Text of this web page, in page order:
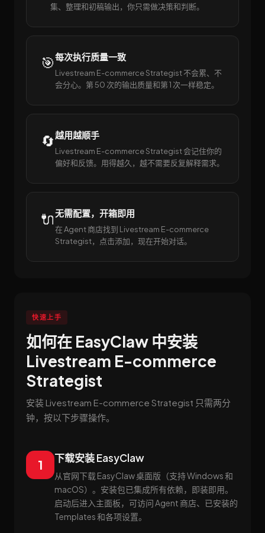
集、整理和初稿输出，你只需做决策和判断。
🎯每次执行质量一致
Livestream E-commerce Strategist 不会累、不
会分心。第 50 次的输出质量和第 1 次一样稳定。
🔄越用越顺手
Livestream E-commerce Strategist 会记住你的
偏好和反馈。用得越久，越不需要反复解释需求。
🔌无需配置，开箱即用
在 Agent 商店找到 Livestream E-commerce
Strategist，点击添加，现在开始对话。
快速上手
如何在 EasyClaw 中安装
Livestream E-commerce
Strategist
安装 Livestream E-commerce Strategist 只需两分
钟，按以下步骤操作。
1 下载安装 EasyClaw
从官网下载 EasyClaw 桌面版（支持 Windows 和
macOS）。安装包已集成所有依赖，即装即用。
启动后进入主面板，可访问 Agent 商店、已安装的
Templates 和各项设置。